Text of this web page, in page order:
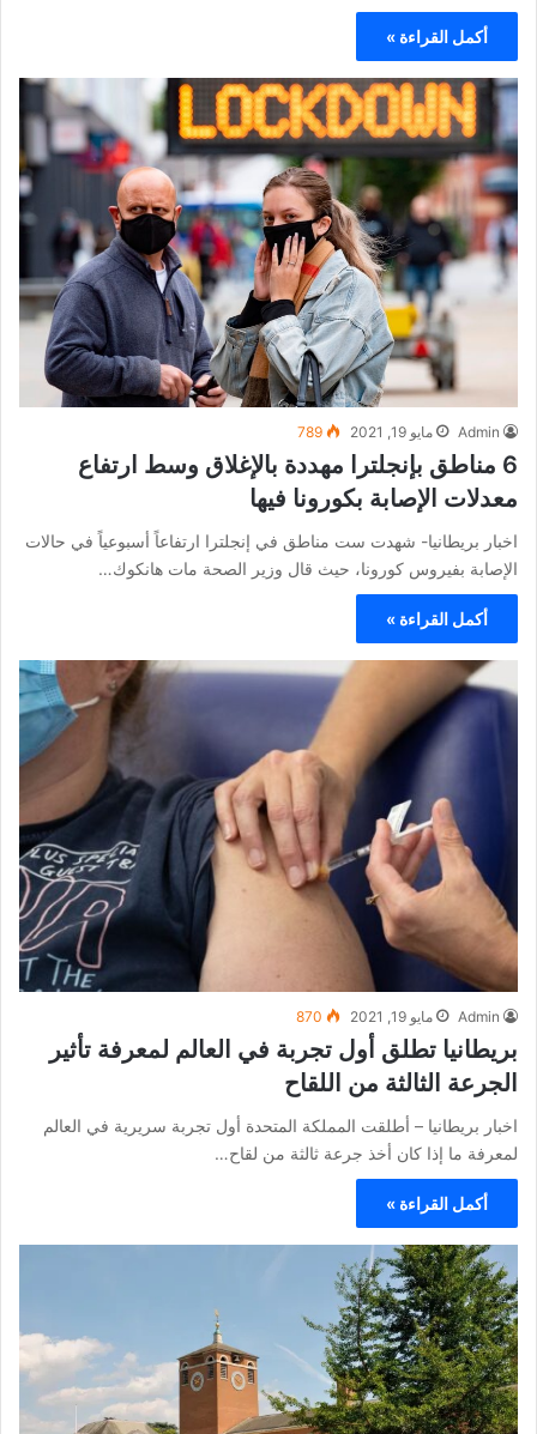
أكمل القراءة »
Admin مايو 19, 2021 789
6 مناطق بإنجلترا مهددة بالإغلاق وسط ارتفاع
معدلات الإصابة بكورونا فيها
اخبار بريطانيا- شهدت ست مناطق في إنجلترا ارتفاعاً أسبوعياً في حالات
الإصابة بفيروس كورونا، حيث قال وزير الصحة مات هانكوك…
أكمل القراءة »
Admin مايو 19, 2021 870
بريطانيا تطلق أول تجربة في العالم لمعرفة تأثير
الجرعة الثالثة من اللقاح
اخبار بريطانيا – أطلقت المملكة المتحدة أول تجربة سريرية في العالم
لمعرفة ما إذا كان أخذ جرعة ثالثة من لقاح…
أكمل القراءة »